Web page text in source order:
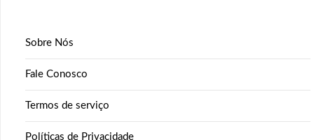
Sobre Nós
Fale Conosco
Termos de serviço
Políticas de Privacidade